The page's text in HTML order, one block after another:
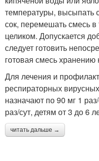
температуры, высыпать
сок, перемешать смесь
целиком. Допускается
следует готовить
готовая смесь хранению
Для лечения и
респираторных
назначают по 90 мг 1
раз/сут, детям от 3 до 6
читать дальше →